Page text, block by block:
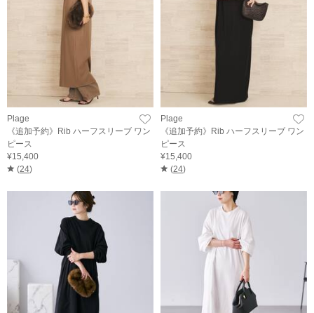
Plage
《追加予約》Rib ハーフスリーブ ワン
ピース
¥15,400
(24)
Plage
《追加予約》Rib ハーフスリーブ ワン
ピース
¥15,400
(24)